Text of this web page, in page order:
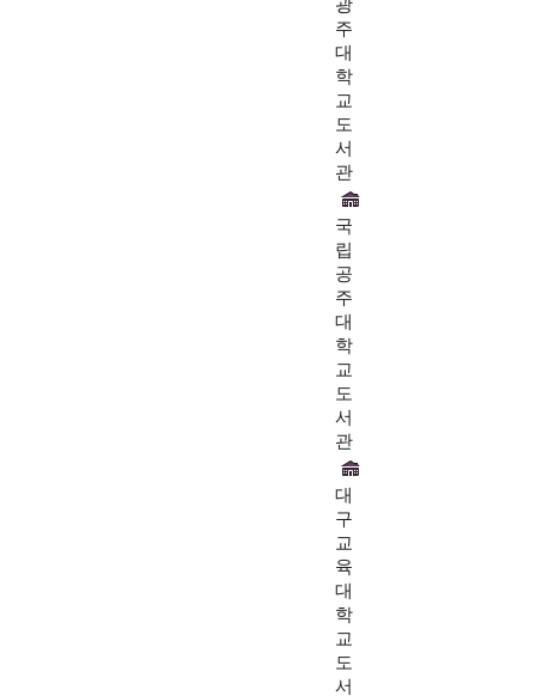
광
주
대
학
교
도
서
관
국
립
공
주
대
학
교
도
서
관
대
구
교
육
대
학
교
도
서